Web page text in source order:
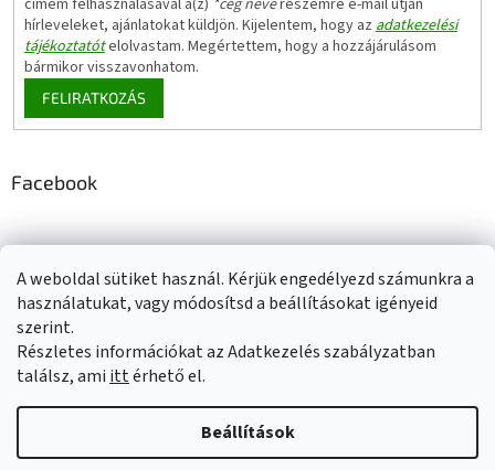
A weboldal sütiket használ. Kérjük engedélyezd számunkra a
használatukat, vagy módosítsd a beállításokat igényeid
szerint.
Részletes információkat az Adatkezelés szabályzatban
találsz, ami ittérhető el.
Beállítások
hírleveleket, ajánlatokat küldjön. Kijelentem, hogy az adatkezelési
tájékoztatótelolvastam. Megértettem, hogy a hozzájárulásom
bármikor visszavonhatom.
FELIRATKOZÁS
Facebook
Adatkezelési tájékoztató Elérhetőségeink Impresszum
Üzleti feltételek (ÁSZF) Jótállási tájékoztató
Shoptet készítette